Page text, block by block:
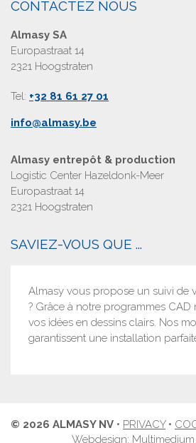
CONTACTEZ NOUS
Almasy SA
Europastraat 14
2321 Hoogstraten
Tel: +32 81 61 27 01
info@almasy.be
Almasy entrepôt & production
Logistic Center Hazeldonk-Meer
Europastraat 14
2321 Hoogstraten
SAVIEZ-VOUS QUE ...
Almasy vous propose un suivi de
? Grâce à notre programmes CAD
vos idées en dessins clairs. Nos
garantissent une installation
© 2026 ALMASY NV • PRIVACY•
Webdesign: Multimedium